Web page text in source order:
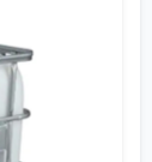
на ?
В
не